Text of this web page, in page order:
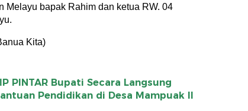
Melayu bapak Rahim dan ketua RW. 04
Kita)
PINTAR Bupati Secara Langsung
Pendidikan di Desa Mampuak ll